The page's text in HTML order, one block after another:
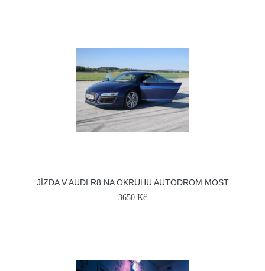
JÍZDA V AUDI R8 NA OKRUHU AUTODROM MOST
3650 Kč